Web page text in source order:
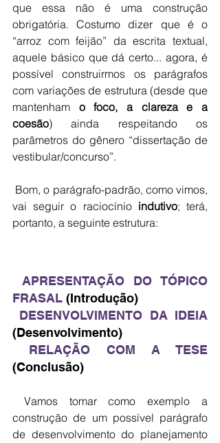
que essa não é uma construção
obrigatória. Costumo dizer que é o
“arroz com feijão” da escrita textual,
aquele básico que dá certo... agora, é
possível construirmos os parágrafos
com variações de estrutura (desde que
mantenham o foco, a clareza e a
coesão) ainda respeitando os
parâmetros do gênero “dissertação de
vestibular/concurso”.
Bom, o parágrafo-padrão, como vimos,
vai seguir o raciocínio indutivo; terá,
portanto, a seguinte estrutura:
APRESENTAÇÃO DO TÓPICO
FRASAL (Introdução)
DESENVOLVIMENTO DA IDEIA
(Desenvolvimento)
RELAÇÃO COM A TESE
(Conclusão)
construção de um possível parágrafo
de desenvolvimento do planejamento